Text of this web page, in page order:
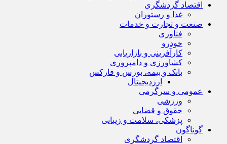
اقتصاد گردشگری
غذا و رستوران
صنعت و تجارت و خدمات
فناوری
خودرو
کارآفرینی و بازاریابی
کشاورزی و دامپروری
بانک و بیمه، بورس و فارکس
ارزدیجیتال
عمومی و سرگرمی
ورزشی
حقوق و قضایی
پزشکی، سلامت و زیبایی
گوناگون
اقتصاد گردشگری